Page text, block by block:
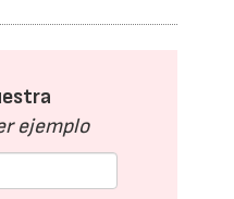
ejemplo